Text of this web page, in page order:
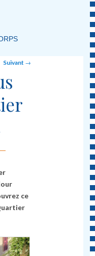
Suivant →
ce